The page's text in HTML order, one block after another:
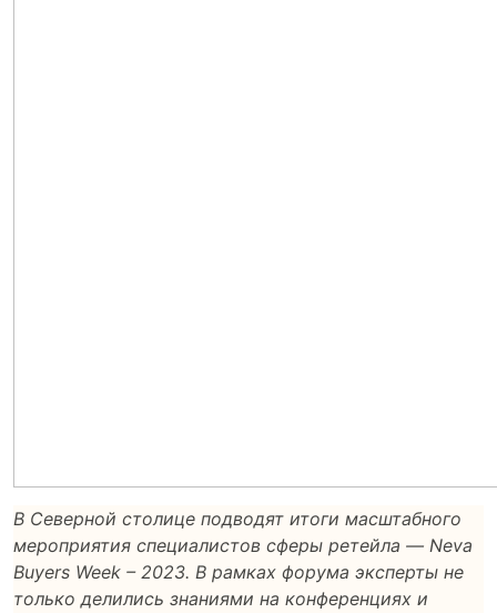
В Северной столице подводят итоги масштабного
мероприятия специалистов сферы ретейла — Neva
Buyers Week – 2023. В рамках форума эксперты не
только делились знаниями на конференциях и